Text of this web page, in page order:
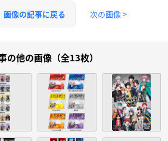
画像の記事に戻る 次の画像 >
の他の画像（全13枚）